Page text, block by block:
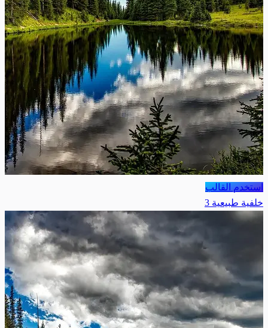
استخدم القالب
خلفية طبيعية 3